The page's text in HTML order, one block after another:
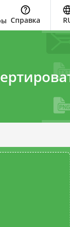
Справка